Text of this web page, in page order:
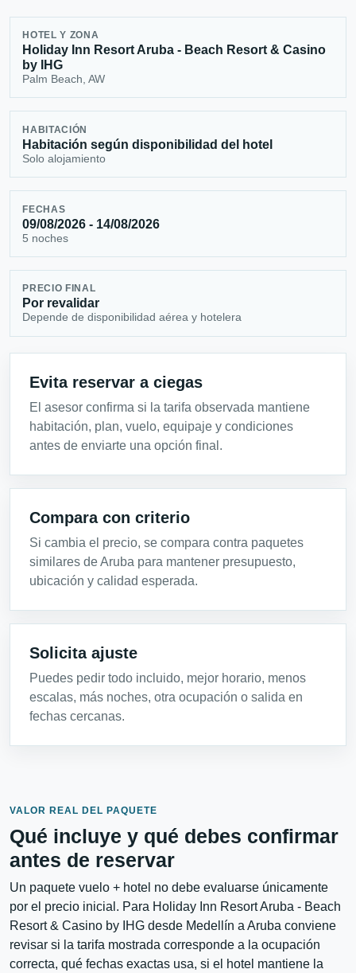
HOTEL Y ZONA
Holiday Inn Resort Aruba - Beach Resort & Casino
by IHG
Palm Beach, AW
HABITACIÓN
Habitación según disponibilidad del hotel
Solo alojamiento
FECHAS
09/08/2026 - 14/08/2026
5 noches
PRECIO FINAL
Por revalidar
Depende de disponibilidad aérea y hotelera
Evita reservar a ciegas
El asesor confirma si la tarifa observada mantiene
habitación, plan, vuelo, equipaje y condiciones
antes de enviarte una opción final.
Compara con criterio
Si cambia el precio, se compara contra paquetes
similares de Aruba para mantener presupuesto,
ubicación y calidad esperada.
Solicita ajuste
Puedes pedir todo incluido, mejor horario, menos
escalas, más noches, otra ocupación o salida en
fechas cercanas.
VALOR REAL DEL PAQUETE
Qué incluye y qué debes confirmar
antes de reservar
Un paquete vuelo + hotel no debe evaluarse únicamente
por el precio inicial. Para Holiday Inn Resort Aruba - Beach
Resort & Casino by IHG desde Medellín a Aruba conviene
revisar si la tarifa mostrada corresponde a la ocupación
correcta, qué fechas exactas usa, si el hotel mantiene la